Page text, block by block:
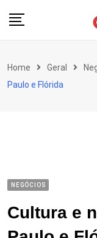
Home Geral
Paulo e Flórida
NEGÓCIOS
Cultura e